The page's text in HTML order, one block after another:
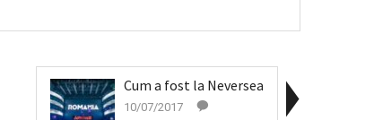
Cum a fost la Neversea
10/07/2017